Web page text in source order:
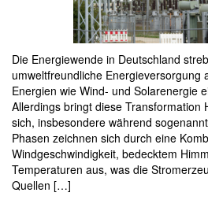
Die Energiewende in Deutschland
umweltfreundliche Energieversorgung
Energien wie Wind- und Solarenergie
Allerdings bringt diese Transformation
sich, insbesondere während
Phasen zeichnen sich durch eine
Windgeschwindigkeit, bedecktem
Temperaturen aus, was die
Quellen […]